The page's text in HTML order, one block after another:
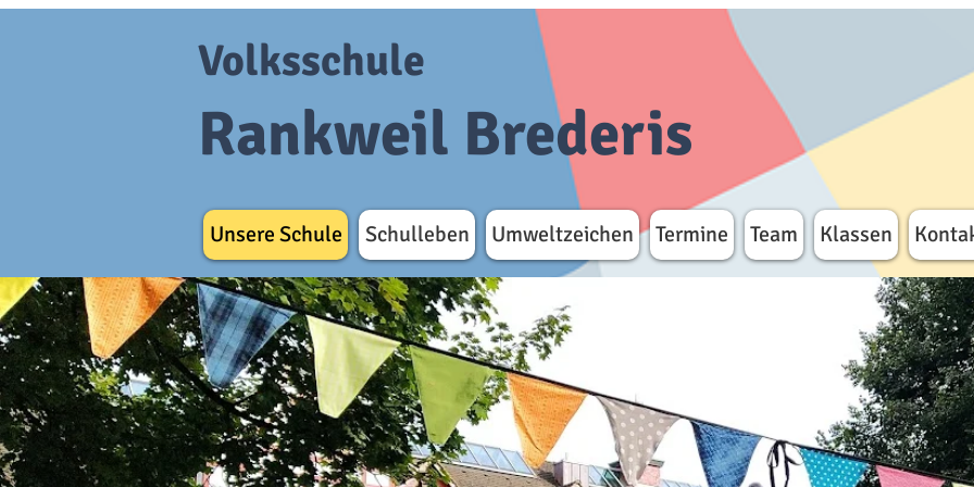
Volksschule
Rankweil Brederis
Unsere Schule Schulleben Umweltzeichen Termine Team Klassen